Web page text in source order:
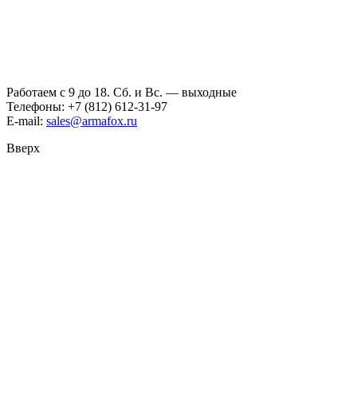
Работаем с 9 до 18. Сб. и Вс. — выходные
Телефоны: +7 (812) 612-31-97
E-mail: sales@armafox.ru
Вверх